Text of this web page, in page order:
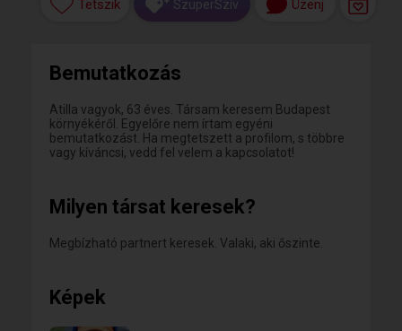
Tetszik SzuperSzív Üzenj
Bemutatkozás
Atilla vagyok, 63 éves. Társam keresem Budapest
környékéről. Egyelőre nem írtam egyéni
bemutatkozást. Ha megtetszett a profilom, s többre
vagy kíváncsi, vedd fel velem a kapcsolatot!
Milyen társat keresek?
Megbízható partnert keresek. Valaki, aki őszinte.
Képek